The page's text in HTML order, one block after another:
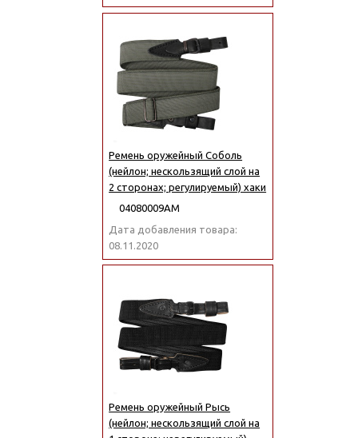
Ремень оружейный Соболь
(нейлон; нескользящий слой на
2 сторонах; регулируемый) хаки
04080009АМ
Дата добавления товара:
08.11.2020
Ремень оружейный Рысь
(нейлон; нескользящий слой на